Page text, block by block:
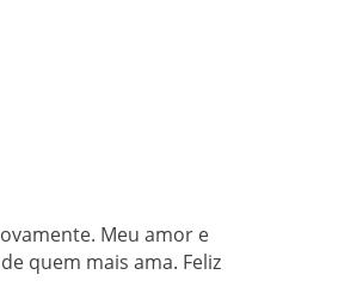
Meu amor e
quem mais ama. Feliz